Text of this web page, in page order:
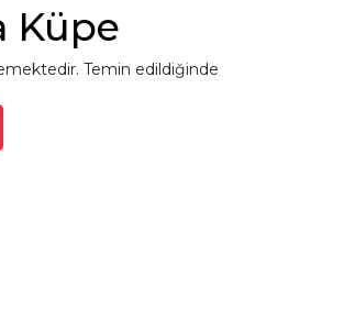
Küpe
Temin edildiğinde